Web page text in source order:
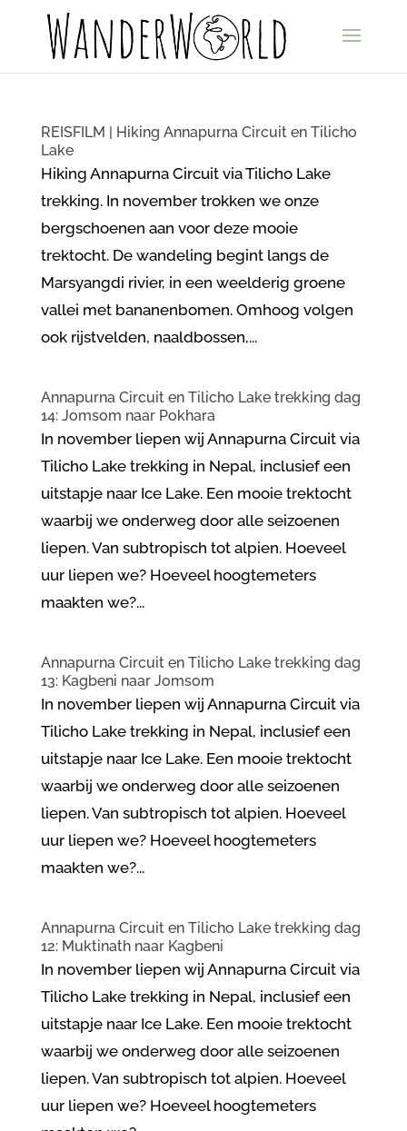
REISFILM | Hiking Annapurna Circuit en Tilicho
Lake
Hiking Annapurna Circuit via Tilicho Lake
trekking. In november trokken we onze
bergschoenen aan voor deze mooie
trektocht. De wandeling begint langs de
Marsyangdi rivier, in een weelderig groene
vallei met bananenbomen. Omhoog volgen
ook rijstvelden, naaldbossen,...
Annapurna Circuit en Tilicho Lake trekking dag
14: Jomsom naar Pokhara
In november liepen wij Annapurna Circuit via
Tilicho Lake trekking in Nepal, inclusief een
uitstapje naar Ice Lake. Een mooie trektocht
waarbij we onderweg door alle seizoenen
liepen. Van subtropisch tot alpien. Hoeveel
uur liepen we? Hoeveel hoogtemeters
maakten we?...
Annapurna Circuit en Tilicho Lake trekking dag
13: Kagbeni naar Jomsom
In november liepen wij Annapurna Circuit via
Tilicho Lake trekking in Nepal, inclusief een
uitstapje naar Ice Lake. Een mooie trektocht
waarbij we onderweg door alle seizoenen
liepen. Van subtropisch tot alpien. Hoeveel
uur liepen we? Hoeveel hoogtemeters
maakten we?...
Annapurna Circuit en Tilicho Lake trekking dag
12: Muktinath naar Kagbeni
In november liepen wij Annapurna Circuit via
Tilicho Lake trekking in Nepal, inclusief een
uitstapje naar Ice Lake. Een mooie trektocht
waarbij we onderweg door alle seizoenen
liepen. Van subtropisch tot alpien. Hoeveel
uur liepen we? Hoeveel hoogtemeters